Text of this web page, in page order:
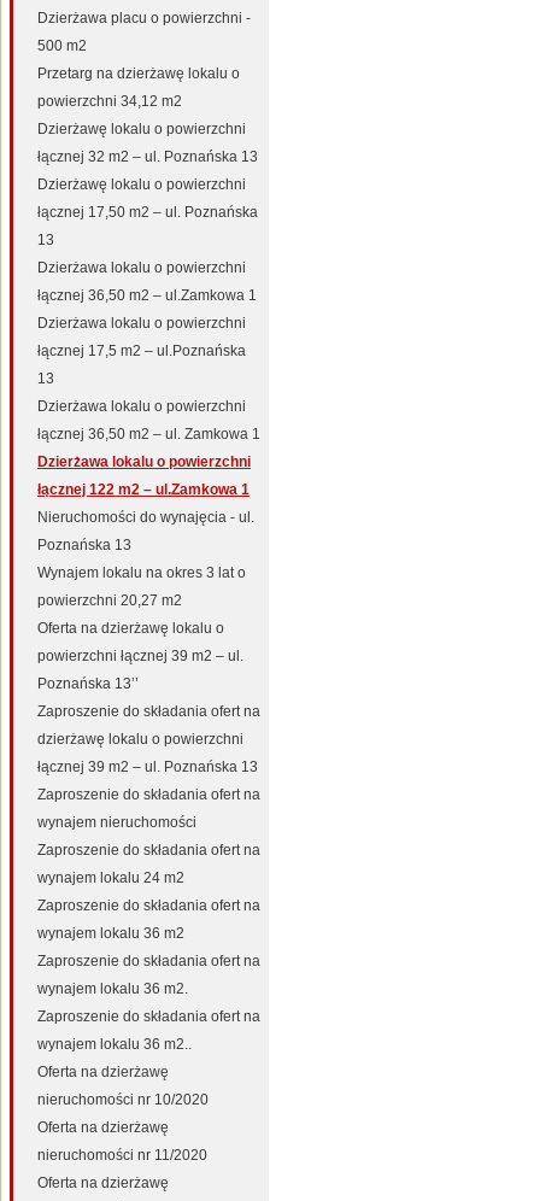
Dzierżawa placu o powierzchni -
500 m2
Przetarg na dzierżawę lokalu o
powierzchni 34,12 m2
Dzierżawę lokalu o powierzchni
łącznej 32 m2 – ul. Poznańska 13
Dzierżawę lokalu o powierzchni
łącznej 17,50 m2 – ul. Poznańska
13
Dzierżawa lokalu o powierzchni
łącznej 36,50 m2 – ul.Zamkowa 1
Dzierżawa lokalu o powierzchni
łącznej 17,5 m2 – ul.Poznańska
13
Dzierżawa lokalu o powierzchni
łącznej 36,50 m2 – ul. Zamkowa 1
Dzierżawa lokalu o powierzchni
łącznej 122 m2 – ul.Zamkowa 1
Nieruchomości do wynajęcia - ul.
Poznańska 13
Wynajem lokalu na okres 3 lat o
powierzchni 20,27 m2
Oferta na dzierżawę lokalu o
powierzchni łącznej 39 m2 – ul.
Poznańska 13’’
Zaproszenie do składania ofert na
dzierżawę lokalu o powierzchni
łącznej 39 m2 – ul. Poznańska 13
Zaproszenie do składania ofert na
wynajem nieruchomości
Zaproszenie do składania ofert na
wynajem lokalu 24 m2
Zaproszenie do składania ofert na
wynajem lokalu 36 m2
Zaproszenie do składania ofert na
wynajem lokalu 36 m2.
Zaproszenie do składania ofert na
wynajem lokalu 36 m2..
Oferta na dzierżawę
nieruchomości nr 10/2020
Oferta na dzierżawę
nieruchomości nr 11/2020
Oferta na dzierżawę